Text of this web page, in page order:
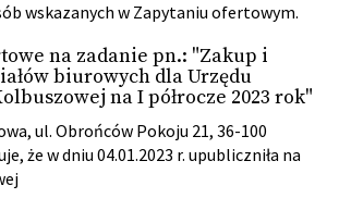
wskazanych w Zapytaniu ofertowym.
na zadanie pn.: "Zakup i
biurowych dla Urzędu
na I półrocze 2023 rok"
ul. Obrońców Pokoju 21, 36-100
że w dniu 04.01.2023 r. upubliczniła na